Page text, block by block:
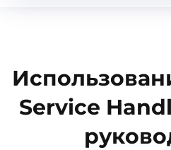
Service